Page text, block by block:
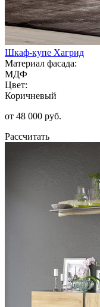
Шкаф-купе Хагрид
Материал фасада:
МДФ
Цвет:
Коричневый
от 48 000 руб.
Рассчитать